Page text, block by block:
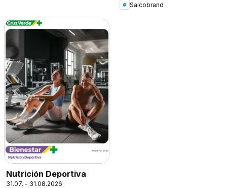
Salcobrand
Nutrición Deportiva
31.07. - 31.08.2026